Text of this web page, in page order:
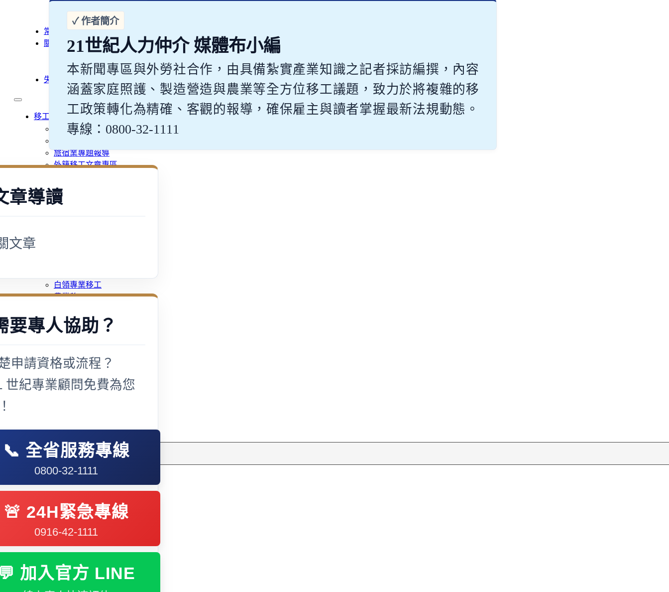
多元免評
常見問題
關於我們
A級人力仲介廣告
失聯協尋
移工新聞
最新消息
旅宿業專題報導
外籍移工文章專區
外籍看護文章專區
懶人包｜廢棄物處理與回收業
白領專業移工
農業移工
餐飲旅宿-實習生專區
巴氏量表
巴氏量表是什麼?
多元免評
常見問題
關於我們
失聯協尋
搜
21世紀人力仲介 媒體布小編
本新聞專區與外勞社合作，由具備紮實產業知識之記者採訪編撰，內容
涵蓋家庭照護、製造營造與農業等全方位移工議題，致力於將複雜的移
工政策轉化為精確、客觀的報導，確保雇主與讀者掌握最新法規動態。
專線：0800-32-1111
章導讀
文章
要專人協助？
申請資格或流程？
世紀專業顧問免費為您
📞 全省服務專線
0800-32-1111
🚨 24H緊急專線
0916-42-1111
加入官方 LINE